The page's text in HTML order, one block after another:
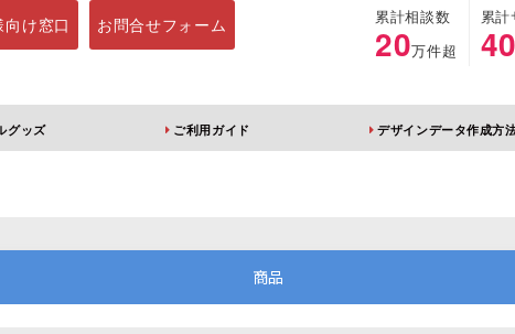
け窓口 お問合せフォーム 累計相談数
20万件超
累
グッズ ご利用ガイド デザインデータ作成方
商品